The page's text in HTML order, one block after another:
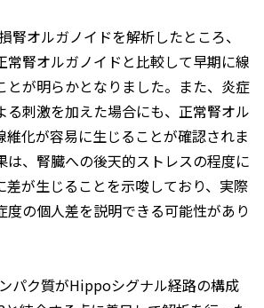
腎オルガノイドを解析したところ、
常腎オルガノイドと比較して早期に線
とが明らかとなりました。また、炎症
る刺激を加えた場合にも、正常腎オル
維化が容易に生じることが確認されま
は、腎臓への後天的ストレスの程度に
差が生じることを示唆しており、実際
度の個人差を説明できる可能性があり
パク質がHippoシグナル経路の構成